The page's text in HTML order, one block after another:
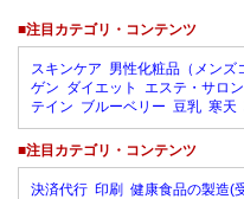
■注目カテゴリ・コンテンツ
スキンケア 男性化粧品（メンズ
ゲン ダイエット エステ・サロ
テイン ブルーベリー 豆乳 寒天
■注目カテゴリ・コンテンツ
決済代行 印刷 健康食品の製造(